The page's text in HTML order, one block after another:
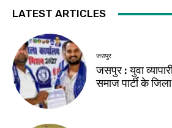
LATEST ARTICLES
जसपुर
जसपुर : युवा
समाज पार्टी के